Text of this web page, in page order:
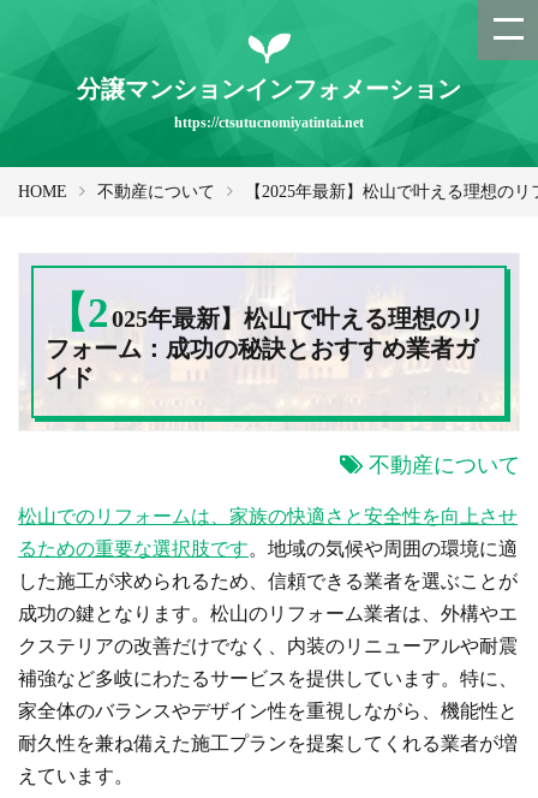
分譲マンションインフォメーション
https://ctsutucnomiyatintai.net
HOME 不動産について 【2025年最新】松山で叶える理想の
【2025年最新】松山で叶える理想のリ
フォーム：成功の秘訣とおすすめ業者ガ
イド
不動産について
松山でのリフォームは、家族の快適さと安全性を向上させ
るための重要な選択肢です。地域の気候や周囲の環境に適
した施工が求められるため、信頼できる業者を選ぶことが
成功の鍵となります。松山のリフォーム業者は、外構やエ
クステリアの改善だけでなく、内装のリニューアルや耐震
補強など多岐にわたるサービスを提供しています。特に、
家全体のバランスやデザイン性を重視しながら、機能性と
耐久性を兼ね備えた施工プランを提案してくれる業者が増
えています。